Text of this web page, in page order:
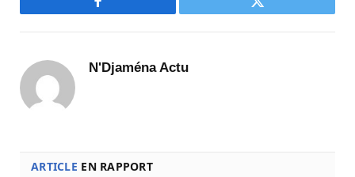
Facebook Twitter
N'Djaména Actu
ARTICLE EN RAPPORT